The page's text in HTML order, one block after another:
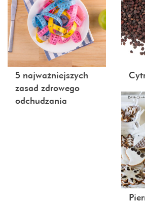
5 najważniejszych
zasad zdrowego
odchudzania